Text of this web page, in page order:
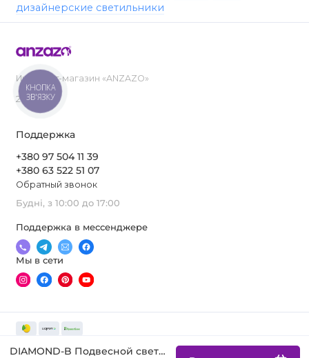
DIAMOND-B Подвесной светильник
дизайнерские светильники
Интернет-магазин «ANZAZO»
2019-2026
Поддержка
+380 97 504 11 39
+380 63 522 51 07
Обратный звонок
Будні, з 10:00 до 17:00
Поддержка в мессенджере
Мы в сети
КНОПКА
ЗВ'ЯЗКУ